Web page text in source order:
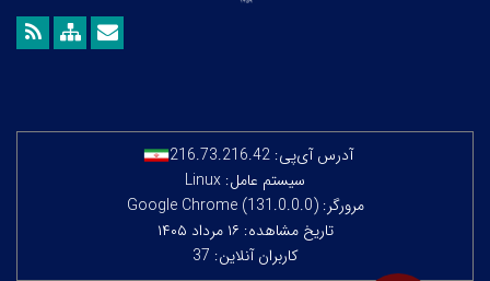
آدرس آی‌پی: 216.73.216.42
سیستم عامل: Linux
مرورگر: Google Chrome (131.0.0.0)
تاریخ مشاهده: ۱۶ مرداد ۱۴۰۵
کاربران آنلاین: 37